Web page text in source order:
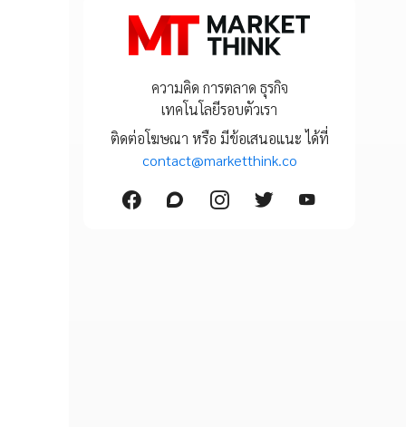
ความคิด การตลาด ธุรกิจ
เทคโนโลยีรอบตัวเรา
ติดต่อโฆษณา หรือ มีข้อเสนอแนะ ได้ที่
contact@marketthink.co